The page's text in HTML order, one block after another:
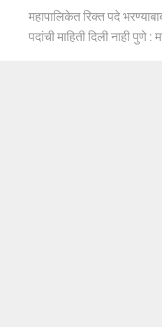
महापालिकेत रिक्त पदे
पदांची माहिती दिली नाही पुणे